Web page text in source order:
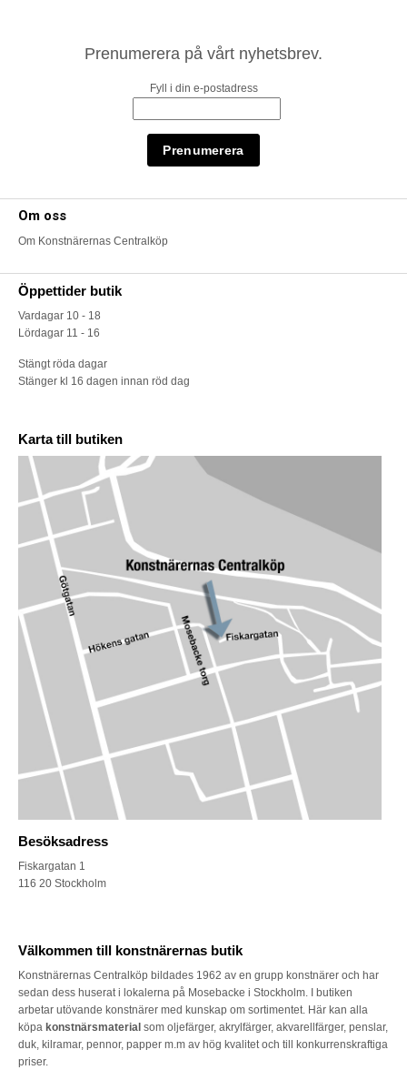
Prenumerera på vårt nyhetsbrev.
Fyll i din e-postadress
Om oss
Om Konstnärernas Centralköp
Öppettider butik
Vardagar 10 - 18
Lördagar 11 - 16
Stängt röda dagar
Stänger kl 16 dagen innan röd dag
Karta till butiken
Besöksadress
Fiskargatan 1
116 20 Stockholm
Välkommen till konstnärernas butik
Konstnärernas Centralköp bildades 1962 av en grupp konstnärer och har
sedan dess huserat i lokalerna på Mosebacke i Stockholm. I butiken
arbetar utövande konstnärer med kunskap om sortimentet. Här kan alla
köpa konstnärsmaterial som oljefärger, akrylfärger, akvarellfärger, penslar,
duk, kilramar, pennor, papper m.m av hög kvalitet och till konkurrenskraftiga
priser.